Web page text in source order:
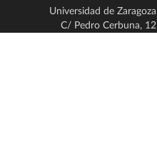
Universidad de Zaragoza
C/ Pedro Cerbuna, 12